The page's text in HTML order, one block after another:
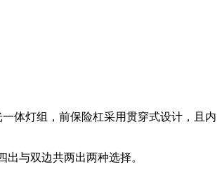
体灯组，前保险杠采用贯穿式设计，且内
与双边共两出两种选择。